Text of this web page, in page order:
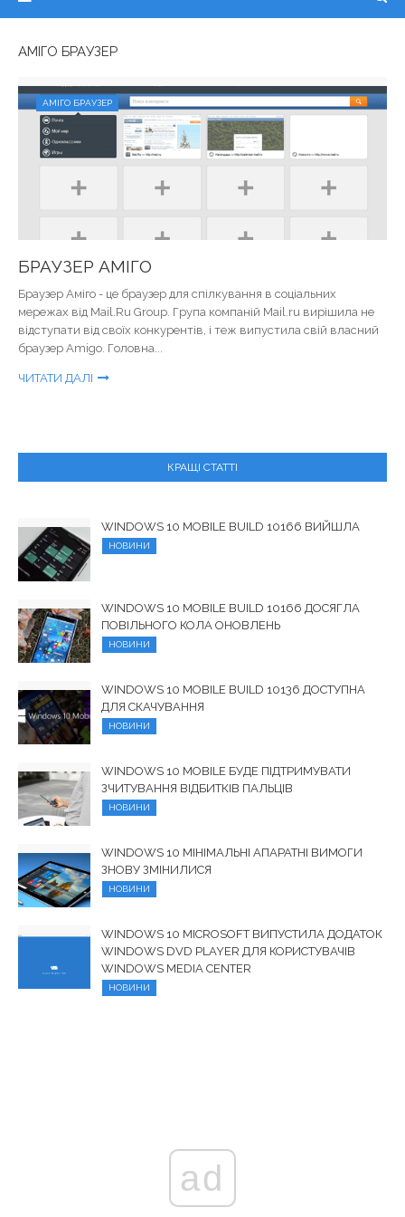
АМІГО БРАУЗЕР
АМІГО БРАУЗЕР
БРАУЗЕР АМІГО
Браузер Аміго - це браузер для спілкування в соціальних
мережах від Mail.Ru Group. Група компаній Mail.ru вирішила не
відступати від своїх конкурентів, і теж випустила свій власний
браузер Amigo. Головна...
ЧИТАТИ ДАЛІ
КРАЩІ СТАТТІ
WINDOWS 10 MOBILE BUILD 10166 ВИЙШЛА
НОВИНИ
WINDOWS 10 MOBILE BUILD 10166 ДОСЯГЛА
ПОВІЛЬНОГО КОЛА ОНОВЛЕНЬ
НОВИНИ
WINDOWS 10 MOBILE BUILD 10136 ДОСТУПНА
ДЛЯ СКАЧУВАННЯ
НОВИНИ
WINDOWS 10 MOBILE БУДЕ ПІДТРИМУВАТИ
ЗЧИТУВАННЯ ВІДБИТКІВ ПАЛЬЦІВ
НОВИНИ
WINDOWS 10 МІНІМАЛЬНІ АПАРАТНІ ВИМОГИ
ЗНОВУ ЗМІНИЛИСЯ
НОВИНИ
WINDOWS 10 MICROSOFT ВИПУСТИЛА ДОДАТОК
WINDOWS DVD PLAYER ДЛЯ КОРИСТУВАЧІВ
WINDOWS MEDIA CENTER
НОВИНИ
ad